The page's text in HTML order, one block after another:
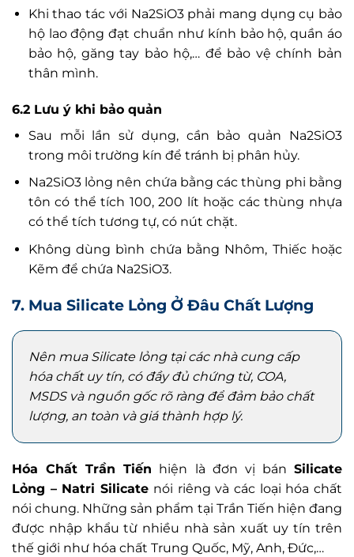
Khi thao tác với Na2SiO3 phải mang dụng cụ bảo
hộ lao động đạt chuẩn như kính bảo hộ, quần áo
bảo hộ, găng tay bảo hộ,… để bảo vệ chính bản
thân mình.
6.2 Lưu ý khi bảo quản
Sau mỗi lần sử dụng, cần bảo quản Na2SiO3
trong môi trường kín để tránh bị phân hủy.
Na2SiO3 lỏng nên chứa bằng các thùng phi bằng
tôn có thể tích 100, 200 lít hoặc các thùng nhựa
có thể tích tương tự, có nút chặt.
Không dùng bình chứa bằng Nhôm, Thiếc hoặc
Kẽm để chứa Na2SiO3.
7. Mua Silicate Lỏng Ở Đâu Chất Lượng
Nên mua Silicate lỏng tại các nhà cung cấp
hóa chất uy tín, có đầy đủ chứng từ, COA,
MSDS và nguồn gốc rõ ràng để đảm bảo chất
lượng, an toàn và giá thành hợp lý.
Hóa Chất Trần Tiến hiện là đơn vị bánSilicate
Lỏng – Natri Silicate nói riêng và các loại hóa chất
nói chung. Những sản phẩm tại Trần Tiến hiện đang
được nhập khẩu từ nhiều nhà sản xuất uy tín trên
thế giới như hóa chất Trung Quốc, Mỹ, Anh, Đức,…